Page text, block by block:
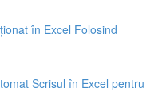
în Excel Folosind
Scrisul în Excel pentru